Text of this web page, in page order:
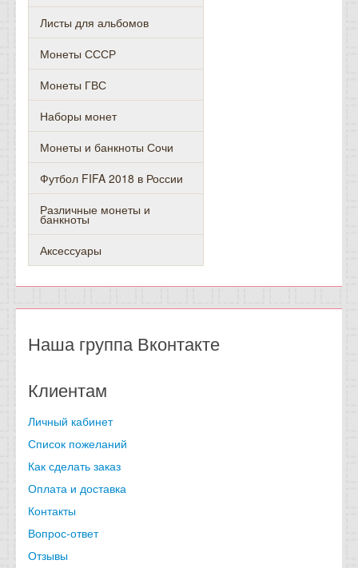
Листы для альбомов
Монеты СССР
Монеты ГВС
Наборы монет
Монеты и банкноты Сочи
Футбол FIFA 2018 в России
Различные монеты и
банкноты
Аксессуары
Наша группа Вконтакте
Клиентам
Личный кабинет
Список пожеланий
Как сделать заказ
Оплата и доставка
Контакты
Вопрос-ответ
Отзывы